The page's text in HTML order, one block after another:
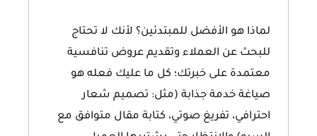
لماذا هو الأفضل للمبتدئين؟ لأنك لا تحتاج
للبحث عن العملاء وتقديم عروض تنافسية
معتمدة على خبرتك؛ كل ما عليك فعله هو
صياغة خدمة جذابة (مثل: تصميم شعار
احترافي، تفريغ صوتي، كتابة مقال متوافق مع